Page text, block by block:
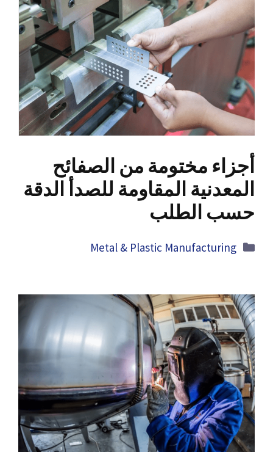
أجزاء مختومة من الصفائح
المعدنية المقاومة للصدأ الدقة
حسب الطلب
Categories
Metal& Plastic Manufacturing